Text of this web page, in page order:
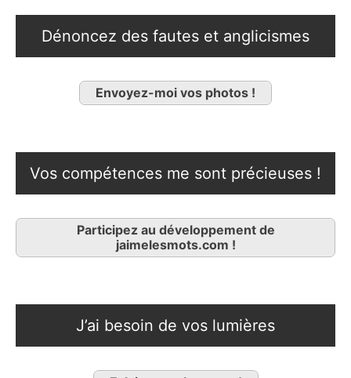
Dénoncez des fautes et anglicismes
Envoyez-moi vos photos !
Vos compétences me sont précieuses !
Participez au développement de
jaimelesmots.com !
J’ai besoin de vos lumières